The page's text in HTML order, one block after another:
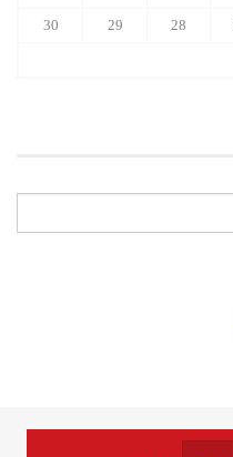
28
29
30
إلى المعلومة